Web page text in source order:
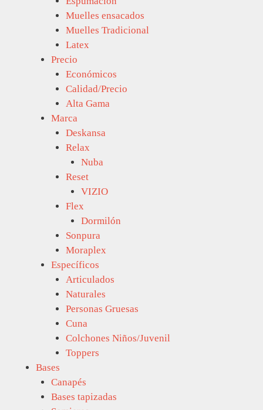
Muelles ensacados
Muelles Tradicional
Latex
Precio
Económicos
Calidad/Precio
Alta Gama
Marca
Deskansa
Relax
Nuba
Reset
VIZIO
Flex
Dormilón
Sonpura
Moraplex
Específicos
Articulados
Naturales
Personas Gruesas
Cuna
Colchones Niños/Juvenil
Toppers
Bases
Canapés
Bases tapizadas